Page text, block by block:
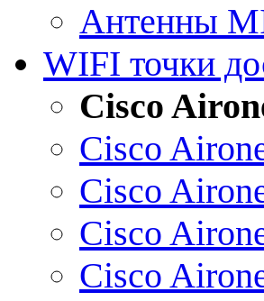
Антенны
WIFI точки
Cisco
Cisco
Cisco
Cisco
Cisco